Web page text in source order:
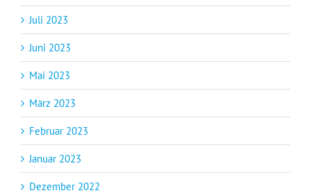
Juli 2023
Juni 2023
Mai 2023
März 2023
Februar 2023
Januar 2023
Dezember 2022